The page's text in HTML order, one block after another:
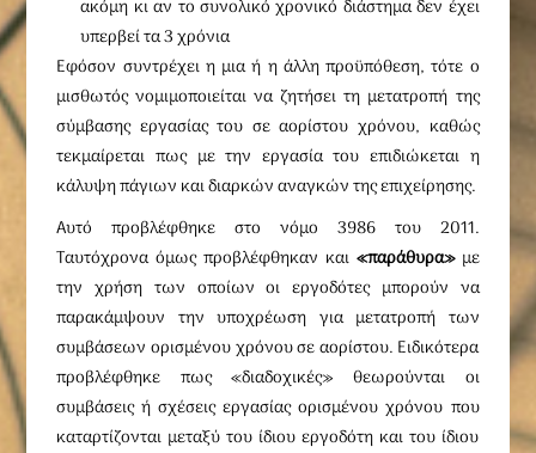
ακόμη κι αν το συνολικό χρονικό διάστημα δεν έχει
υπερβεί τα 3 χρόνια
Εφόσον συντρέχει η μια ή η άλλη προϋπόθεση, τότε ο
μισθωτός νομιμοποιείται να ζητήσει τη μετατροπή της
σύμβασης εργασίας του σε αορίστου χρόνου, καθώς
τεκμαίρεται πως με την εργασία του επιδιώκεται η
κάλυψη πάγιων και διαρκών αναγκών της επιχείρησης.
Αυτό προβλέφθηκε στο νόμο 3986 του 2011.
Ταυτόχρονα όμως προβλέφθηκαν και «παράθυρα»με
την χρήση των οποίων οι εργοδότες μπορούν να
παρακάμψουν την υποχρέωση για μετατροπή των
συμβάσεων ορισμένου χρόνου σε αορίστου. Ειδικότερα
προβλέφθηκε πως «διαδοχικές» θεωρούνται οι
συμβάσεις ή σχέσεις εργασίας ορισμένου χρόνου που
καταρτίζονται μεταξύ του ίδιου εργοδότη και του ίδιου